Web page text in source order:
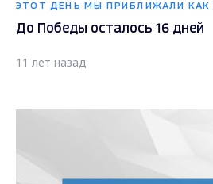
ЭТОТ ДЕНЬ МЫ ПРИБЛИЖАЛИ КАК
До Победы осталось 16 дней
11 лет назад